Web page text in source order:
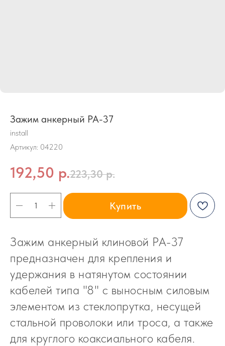
Зажим анкерный PA-37
install
Артикул: 04220
192,50 р.223,30 р.
Купить
Зажим анкерный клиновой PA-37
предназначен для крепления и
удержания в натянутом состоянии
кабелей типа "8" с выносным силовым
элементом из стеклопрутка, несущей
стальной проволоки или троса, а также
для круглого коаксиального кабеля.